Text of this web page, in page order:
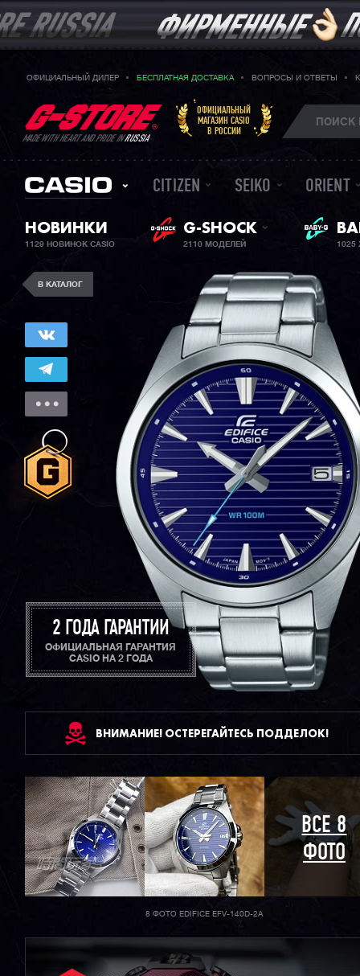
ОФИЦИАЛЬНЫЙ ДИЛЕР БЕСПЛАТНАЯ ДОСТАВКА ВОПРОСЫ И ОТВЕТЫ
MADE WITH HEART AND PRIDE INRUSSIA
ОФИЦИАЛЬНЫЙ
МАГАЗИН CASIO
В РОССИИ
CITIZEN SEIKO ORIENT
НОВИНКИ
1129 НОВИНОК CASIO
G-SHOCK
2110 МОДЕЛЕЙ
В КАТАЛОГ
2 ГОДА ГАРАНТИИ
ОФИЦИАЛЬНАЯ ГАРАНТИЯ
CASIO НА 2 ГОДА
ВНИМАНИЕ! ОСТЕРЕГАЙТЕСЬ ПОДДЕЛОК!
ВСЕ 8
ФОТО
8 ФОТО EDIFICE EFV-140D-2A